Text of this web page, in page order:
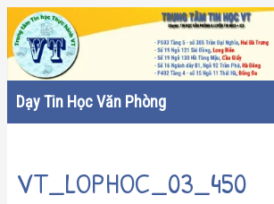
Dạy Tin Học Văn Phòng
kiếm
DUNG
VT_LOPHOC_03_450